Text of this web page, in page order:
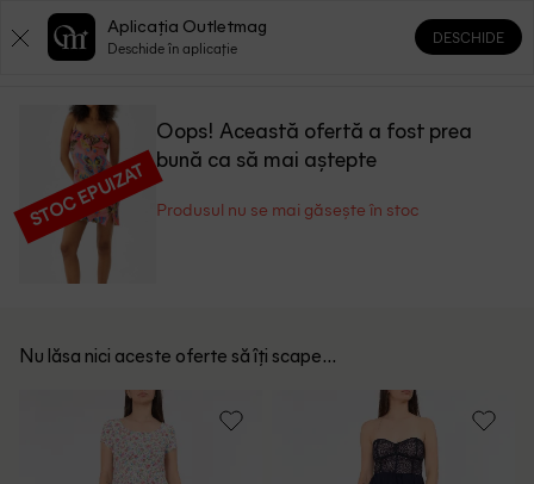
0 0
STOC EPUIZAT
Oops! Această ofertă a fost prea
bună ca să mai aștepte
Produsul nu se mai găsește în stoc
Nu lăsa nici aceste oferte să îți scape...
Aplicația Outletmag
Deschide în aplicație
DESCHIDE